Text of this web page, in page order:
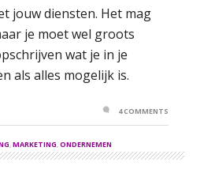
jouw diensten. Het mag
je moet wel groots
wat je in je
als alles mogelijk is.
,MARKETING,ONDERNEMEN
4 COMMENTS